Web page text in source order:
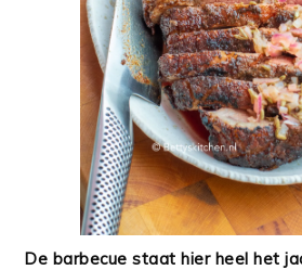
De barbecue staat hier heel het